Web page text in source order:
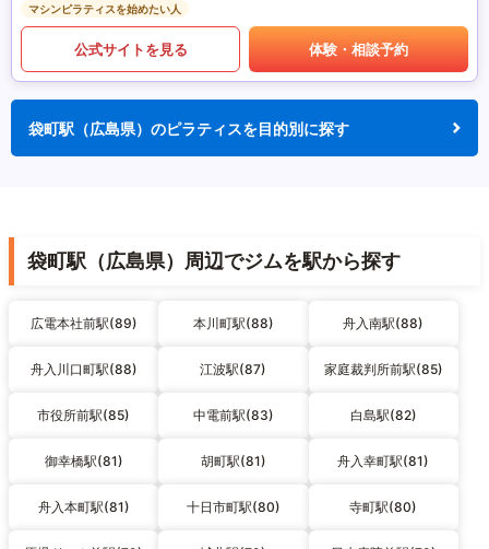
マシンピラティスを始めたい人
公式サイトを見る 体験・相談予約
袋町駅（広島県）のピラティスを目的別に探す
袋町駅（広島県）周辺でジムを駅から探す
広電本社前駅(89) 本川町駅(88) 舟入南駅(88)
舟入川口町駅(88) 江波駅(87) 家庭裁判所前駅(85)
市役所前駅(85) 中電前駅(83) 白島駅(82)
御幸橋駅(81) 胡町駅(81) 舟入幸町駅(81)
舟入本町駅(81) 十日市町駅(80) 寺町駅(80)